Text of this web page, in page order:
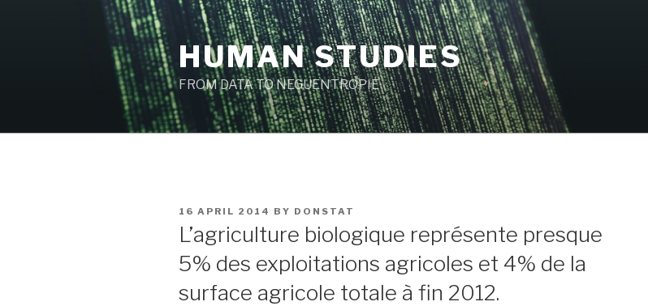
HUMAN STUDIES
FROM DATA TO NEGUENTROPIE
POSTED
ON
16 APRIL 2014 BY DONSTAT
L’agriculture biologique représente presque
5% des exploitations agricoles et 4% de la
surface agricole totale à fin 2012.